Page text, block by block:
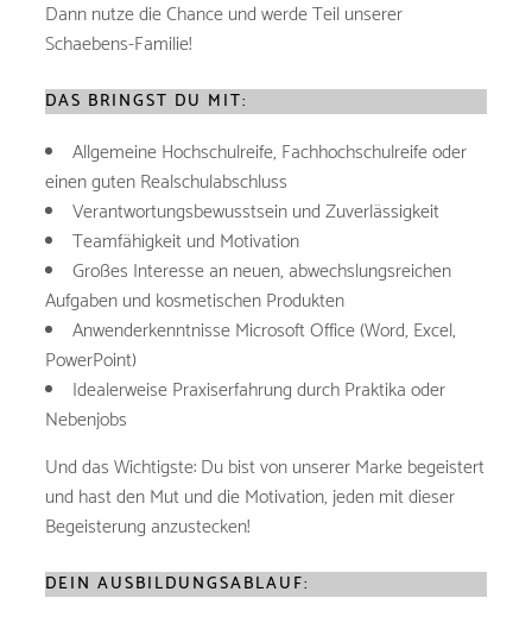
Dann nutze die Chance und werde Teil unserer
Schaebens-Familie!
DAS BRINGST DU MIT:
Allgemeine Hochschulreife, Fachhochschulreife oder
einen guten Realschulabschluss
Verantwortungsbewusstsein und Zuverlässigkeit
Teamfähigkeit und Motivation
Großes Interesse an neuen, abwechslungsreichen
Aufgaben und kosmetischen Produkten
Anwenderkenntnisse Microsoft Office (Word, Excel,
PowerPoint)
Idealerweise Praxiserfahrung durch Praktika oder
Nebenjobs
Und das Wichtigste: Du bist von unserer Marke begeistert
und hast den Mut und die Motivation, jeden mit dieser
Begeisterung anzustecken!
DEIN AUSBILDUNGSABLAUF: